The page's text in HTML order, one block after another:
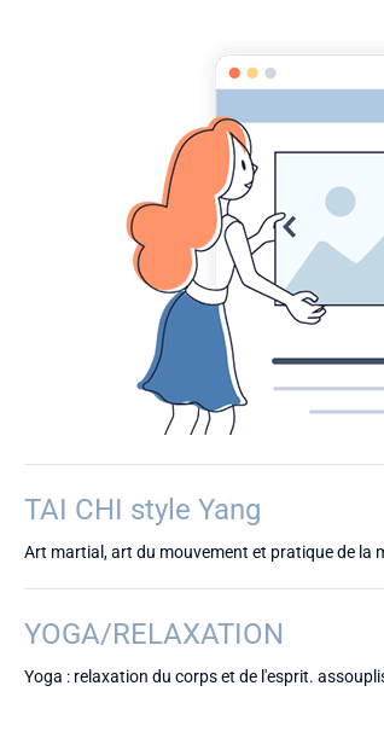
SPORT - DETENTE
SPORT - DETENTE
Stretching : étirez vos muscles, ils resteront
SOPHROLOGIE
TAI CHI style Yang
Art martial, art du mouvement et pratique de la
YOGA/RELAXATION
Yoga : relaxation du corps et de l'esprit.